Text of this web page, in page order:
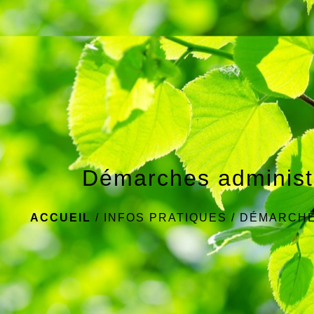
Démarches
ACCUEIL / INFOS PRATIQUES /